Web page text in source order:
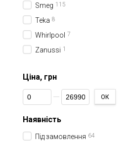
Smeg 115
Teka 8
Whirlpool 7
Zanussi 1
Ціна, грн
Від Ціна, грн
До Ціна, грн ОК
Наявність
Під замовлення 64